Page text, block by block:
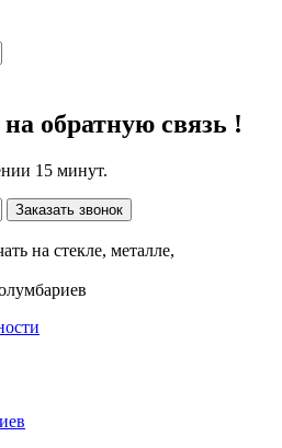
на обратную связь !
15 минут.
Заказать звонок
на стекле, металле,